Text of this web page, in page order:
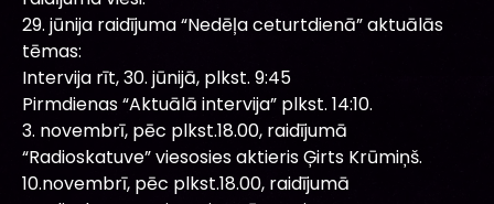
29. jūnija raidījuma “Nedēļa ceturtdienā” aktuālās
tēmas:
Intervija rīt, 30. jūnijā, plkst. 9:45
Pirmdienas “Aktuālā intervija” plkst. 14:10.
3. novembrī, pēc plkst.18.00, raidījumā
“Radioskatuve” viesosies aktieris Ģirts Krūmiņš.
10.novembrī, pēc plkst.18.00, raidījumā